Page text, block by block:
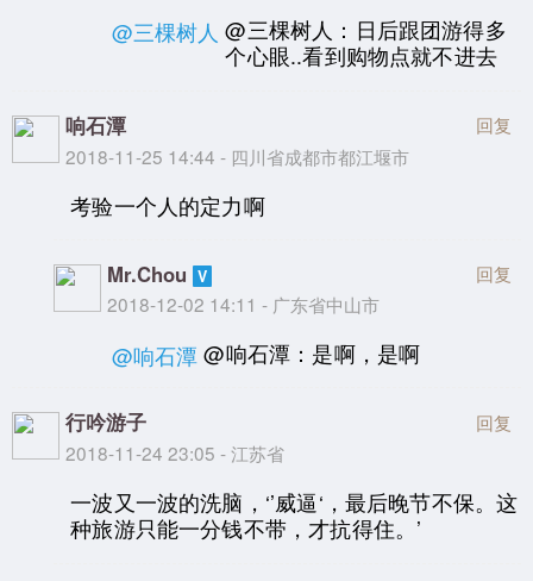
@三棵树人 @三棵树人：日后跟团游得多
个心眼..看到购物点就不进去
响石潭
2018-11-25 14:44 - 四川省成都市都江堰市
回复
考验一个人的定力啊
Mr.Chou
2018-12-02 14:11 - 广东省中山市
回复
@响石潭 @响石潭：是啊，是啊
行吟游子
2018-11-24 23:05 - 江苏省
回复
一波又一波的洗脑，‘’威逼‘，最后晚节不保。这
种旅游只能一分钱不带，才抗得住。’